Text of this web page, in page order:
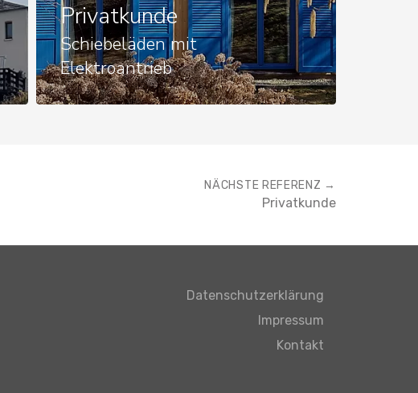
Privatkunde
Schiebeläden mit
Elektroantrieb
NÄCHSTE REFERENZ →
Privatkunde
Datenschutzerklärung
Impressum
Kontakt